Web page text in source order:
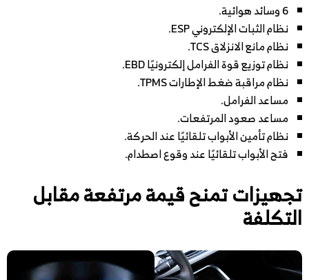
6 وسائد هوائية.
نظام الثبات الإلكتروني ESP.
نظام مانع الانزلاق TCS.
نظام توزيع قوة الفرامل إلكترونيًا EBD.
نظام مراقبة ضغط الإطارات TPMS.
مساعد الفرامل.
مساعد صعود المرتفعات.
نظام تأمين الأبواب تلقائيًا عند الحركة.
فتح الأبواب تلقائيًا عند وقوع اصطدام.
تجهيزات تمنح قيمة مرتفعة مقابل
التكلفة